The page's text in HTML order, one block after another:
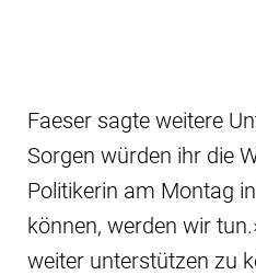
Faeser sagte weitere
Sorgen würden ihr die
Politikerin am Montag
können, werden wir
weiter unterstützen zu